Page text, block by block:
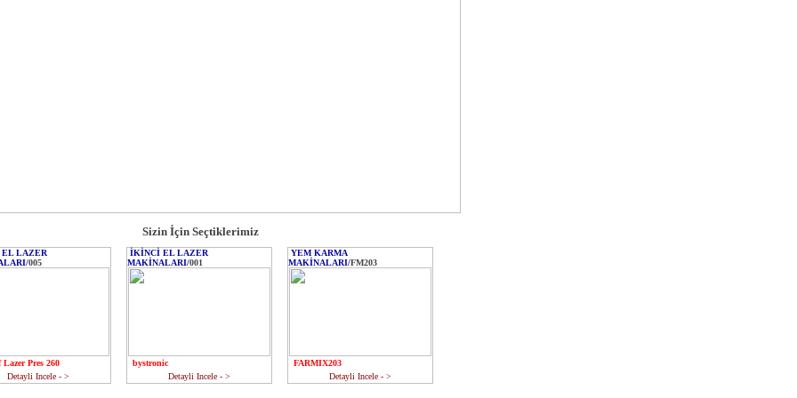
Sizin İçin Seçtiklerimiz
LAZER
005
Pres 260
Detayli Incele- >
İKİNCİ EL LAZER
MAKİNALARI/001
bystronic
Detayli Incele- >
YEM KARMA
MAKİNALARI/FM203
FARMIX203
Detayli Incele- >